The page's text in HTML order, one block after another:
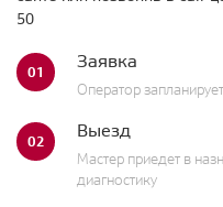
50
01 Заявка
Оператор
02 Выезд
Мастер приедет в
диагностику